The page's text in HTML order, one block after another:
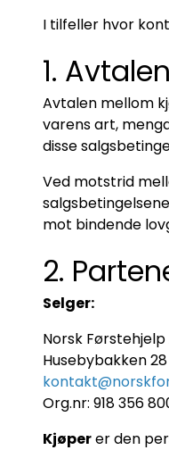
I tilfeller hvor
1. Avtalen
Avtalen mellom
varens art,
disse
Ved motstrid
mot bindende
2.
Selger:
Norsk Førstehjelp
Husebybakken
Org.nr:
Kjøperer den